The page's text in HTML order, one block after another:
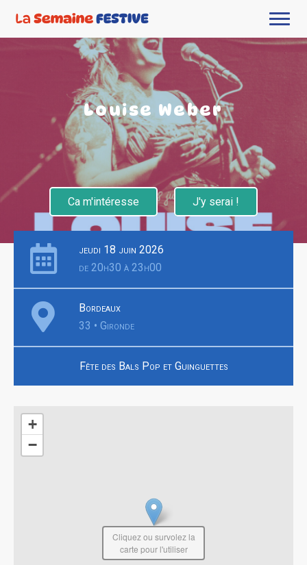
Louise Weber
Ca m'intéresse J'y serai !
jeudi 18 juin 2026
de 20h30 à 23h00
Bordeaux
33 • Gironde
Fête des Bals Pop et Guinguettes
+
−
Cliquez ou survolez la
carte pour l'utiliser